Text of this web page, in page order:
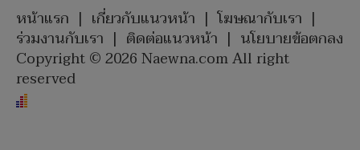
หน้าแรก | เกี่ยวกับแนวหน้า | โฆษณากับเรา |
ร่วมงานกับเรา | ติดต่อแนวหน้า | นโยบายข้อตกลง
Copyright © 2026 Naewna.com All right
reserved